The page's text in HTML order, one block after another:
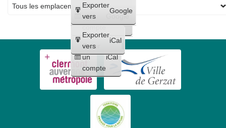
Créer
un
compte
Google
Créer
un
compte
iCal
Exporter
vers
Google
Exporter
vers
iCal